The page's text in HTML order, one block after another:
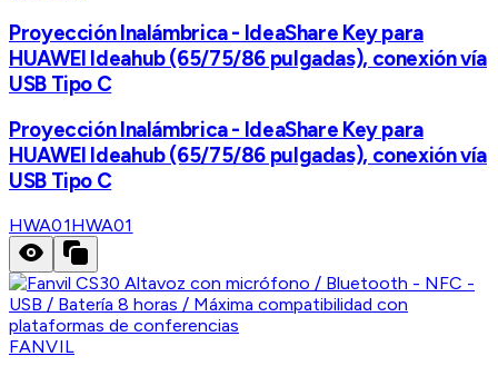
Proyección Inalámbrica - IdeaShare Key para
HUAWEI Ideahub (65/75/86 pulgadas), conexión vía
USB Tipo C
Proyección Inalámbrica - IdeaShare Key para
HUAWEI Ideahub (65/75/86 pulgadas), conexión vía
USB Tipo C
HWA01HWA01
FANVIL